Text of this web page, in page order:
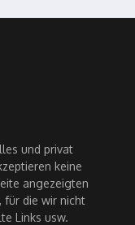
und privat
keine
angezeigten
für die wir nicht
Links usw.